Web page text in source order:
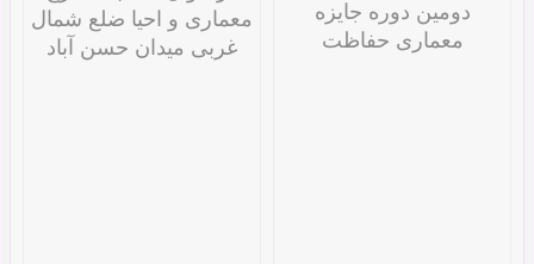
دومین دوره جایزه
معماری حفاظت
معماری و احیا ضلع شمال
غربی میدان حسن آباد